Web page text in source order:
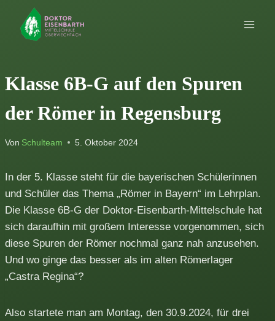
Inhalt
springen
Klasse 6B-G auf den Spuren
der Römer in Regensburg
Von Schulteam 5. Oktober 2024
In der 5. Klasse steht für die bayerischen Schülerinnen
und Schüler das Thema „Römer in Bayern“ im Lehrplan.
Die Klasse 6B-G der Doktor-Eisenbarth-Mittelschule hat
sich daraufhin mit großem Interesse vorgenommen, sich
diese Spuren der Römer nochmal ganz nah anzusehen.
Und wo ginge das besser als im alten Römerlager
„Castra Regina“?
Also startete man am Montag, den 30.9.2024, für drei